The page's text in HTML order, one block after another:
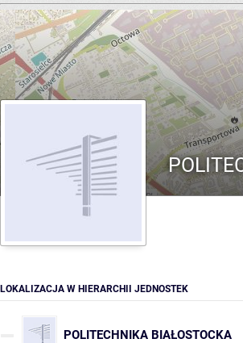
ARCHIWUM PRAC DYPLOMOWYCH
LOKALIZACJA W HIERARCHII JEDNOSTEK
POLITECHNIKA BIAŁOSTOCKA